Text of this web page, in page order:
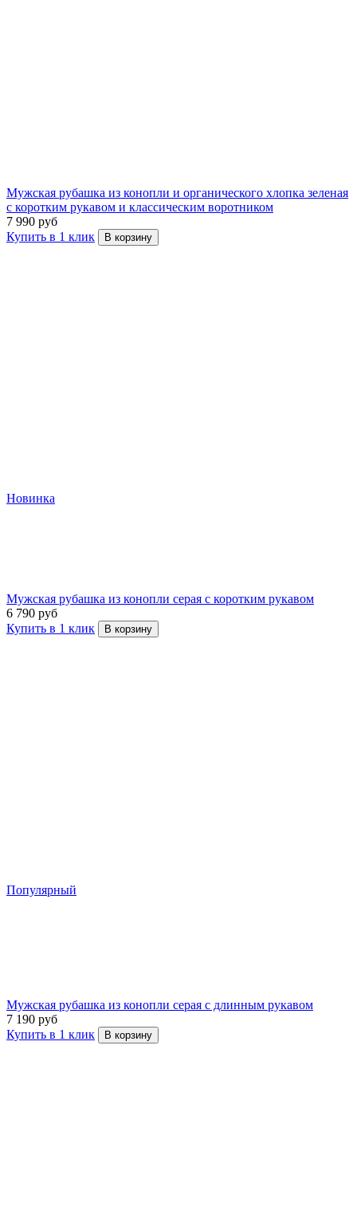
Мужская рубашка из конопли и органического хлопка зеленая
с коротким рукавом и классическим воротником
7 990 руб
Купить в 1 клик
В корзину
Новинка
Мужская рубашка из конопли серая с коротким рукавом
6 790 руб
Купить в 1 клик
В корзину
Популярный
Мужская рубашка из конопли серая с длинным рукавом
7 190 руб
Купить в 1 клик
В корзину